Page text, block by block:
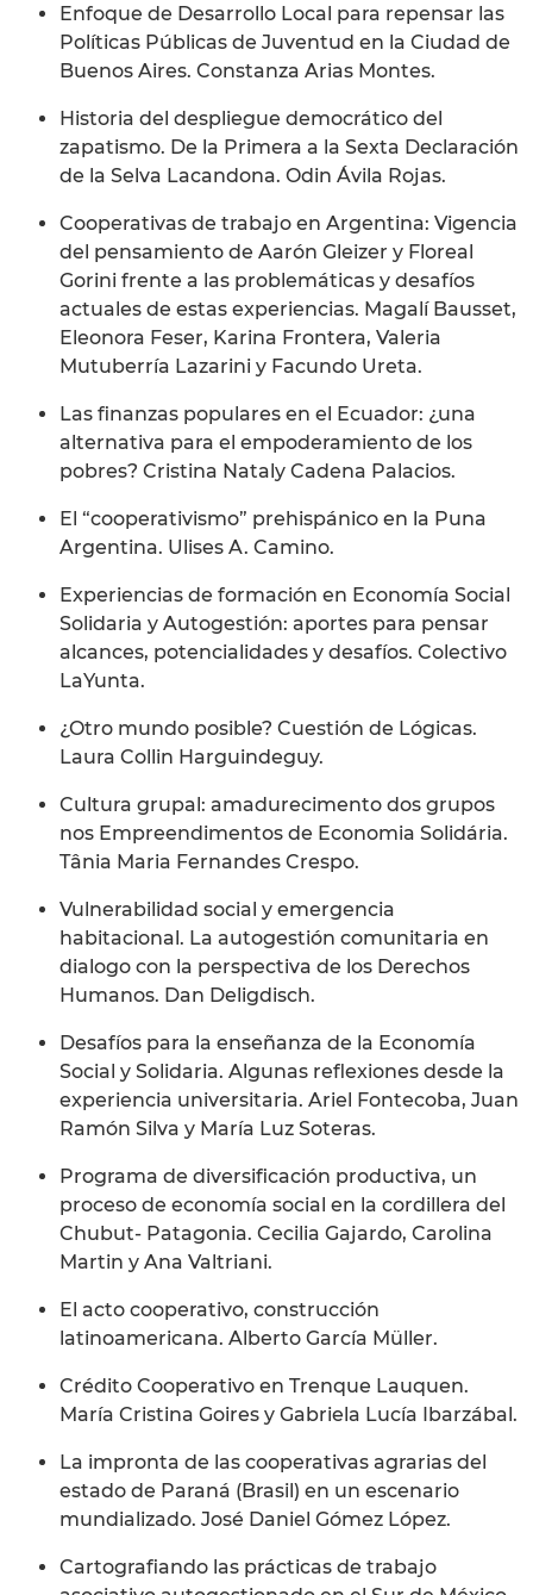
Enfoque de Desarrollo Local para repensar las
Políticas Públicas de Juventud en la Ciudad de
Buenos Aires. Constanza Arias Montes.
Historia del despliegue democrático del
zapatismo. De la Primera a la Sexta Declaración
de la Selva Lacandona. Odin Ávila Rojas.
Cooperativas de trabajo en Argentina: Vigencia
del pensamiento de Aarón Gleizer y Floreal
Gorini frente a las problemáticas y desafíos
actuales de estas experiencias. Magalí Bausset,
Eleonora Feser, Karina Frontera, Valeria
Mutuberría Lazarini y Facundo Ureta.
Las finanzas populares en el Ecuador: ¿una
alternativa para el empoderamiento de los
pobres? Cristina Nataly Cadena Palacios.
El “cooperativismo” prehispánico en la Puna
Argentina. Ulises A. Camino.
Experiencias de formación en Economía Social
Solidaria y Autogestión: aportes para pensar
alcances, potencialidades y desafíos. Colectivo
LaYunta.
¿Otro mundo posible? Cuestión de Lógicas.
Laura Collin Harguindeguy.
Cultura grupal: amadurecimento dos grupos
nos Empreendimentos de Economia Solidária.
Tânia Maria Fernandes Crespo.
Vulnerabilidad social y emergencia
habitacional. La autogestión comunitaria en
dialogo con la perspectiva de los Derechos
Humanos. Dan Deligdisch.
Desafíos para la enseñanza de la Economía
Social y Solidaria. Algunas reflexiones desde la
experiencia universitaria. Ariel Fontecoba, Juan
Ramón Silva y María Luz Soteras.
Programa de diversificación productiva, un
proceso de economía social en la cordillera del
Chubut- Patagonia. Cecilia Gajardo, Carolina
Martin y Ana Valtriani.
El acto cooperativo, construcción
latinoamericana. Alberto García Müller.
Crédito Cooperativo en Trenque Lauquen.
María Cristina Goires y Gabriela Lucía Ibarzábal.
La impronta de las cooperativas agrarias del
estado de Paraná (Brasil) en un escenario
mundializado. José Daniel Gómez López.
Cartografiando las prácticas de trabajo